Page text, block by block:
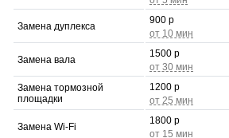
Замена дуплекса
900 р
Замена вала
1500 р
Замена тормозной
площадки
1200 р
Замена Wi-Fi
1800 р